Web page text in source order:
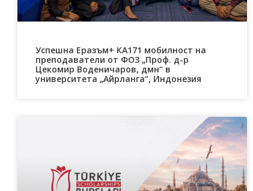
Успешна Еразъм+ КА171 мобилност на
преподаватели от ФОЗ „Проф. д-р
Цекомир Воденичаров, дмн“ в
университета „Айрланга“, Индонезия